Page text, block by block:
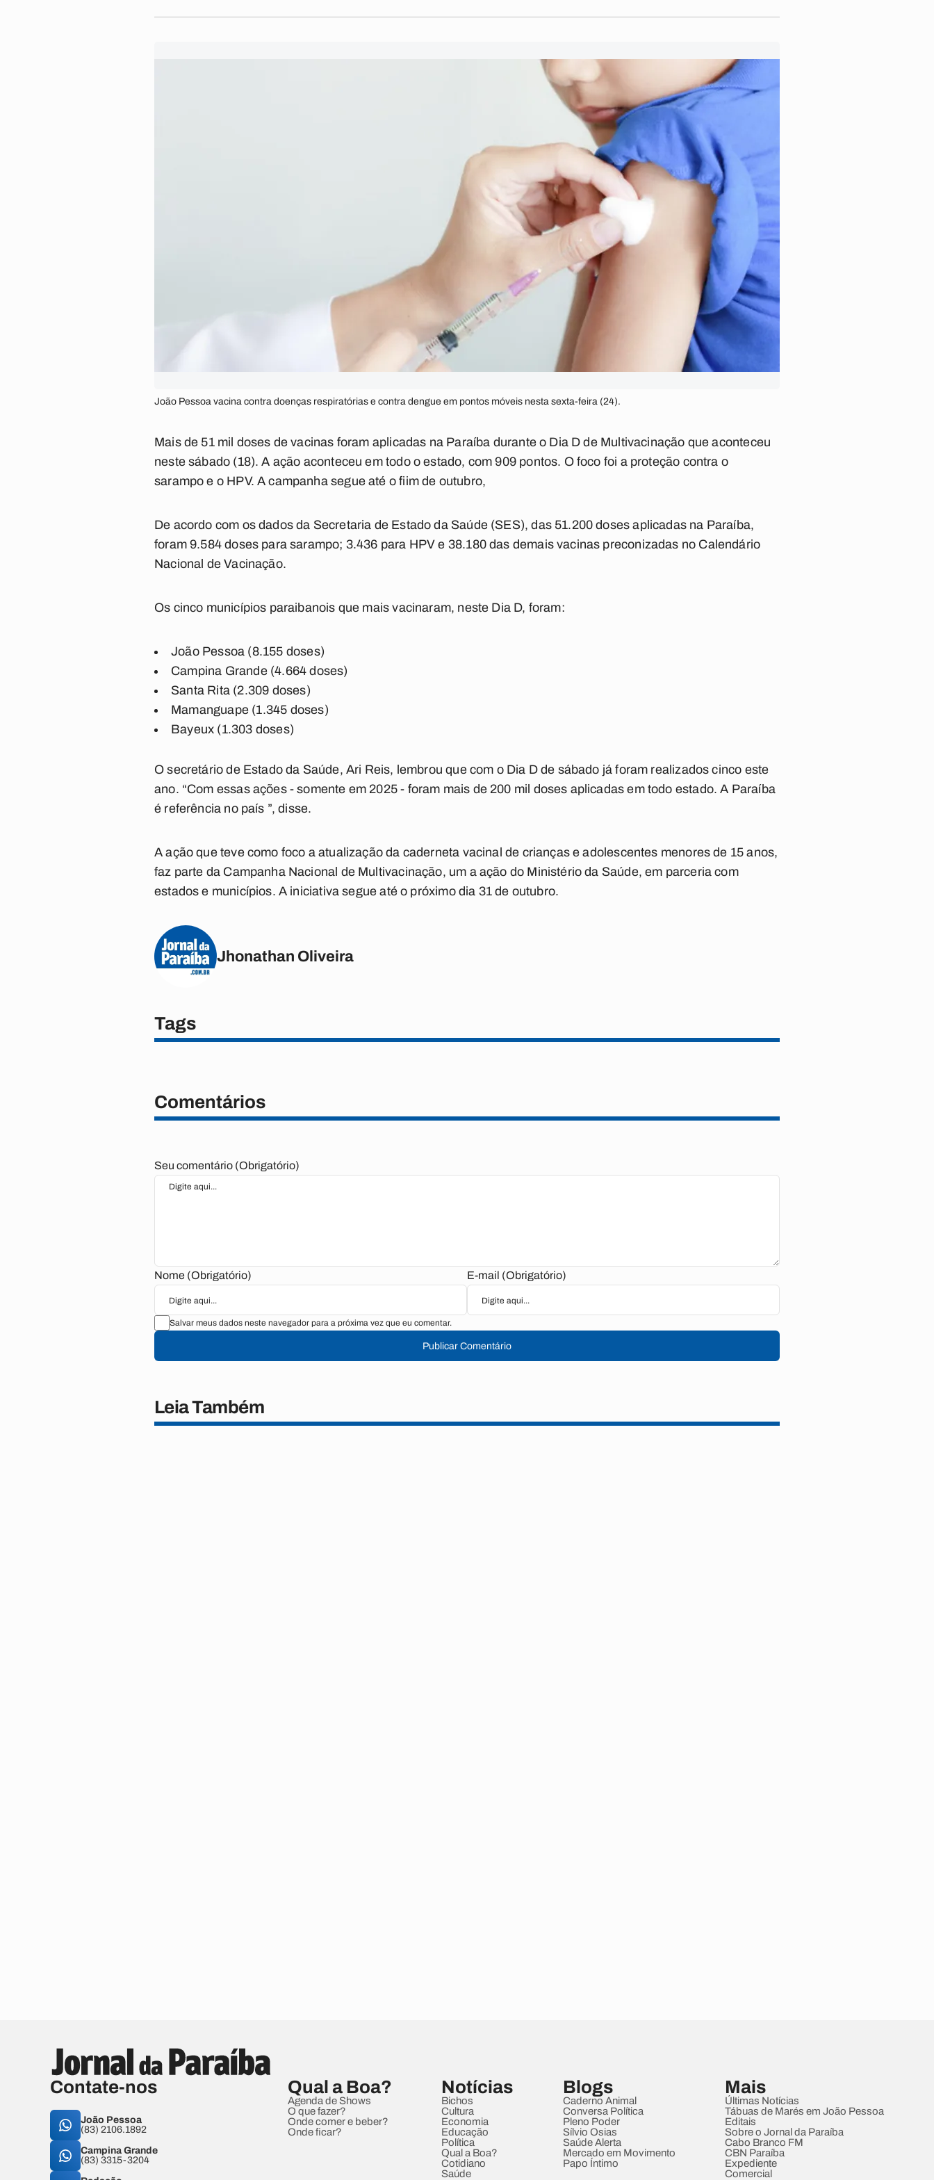
João Pessoa vacina contra doenças respiratórias e contra dengue em pontos móveis nesta sexta-feira (24).
Mais de 51 mil doses de vacinas foram aplicadas na Paraíba durante o Dia D de Multivacinação que aconteceu
neste sábado (18). A ação aconteceu em todo o estado, com 909 pontos. O foco foi a proteção contra o
sarampo e o HPV. A campanha segue até o fiim de outubro,
De acordo com os dados da Secretaria de Estado da Saúde (SES), das 51.200 doses aplicadas na Paraíba,
foram 9.584 doses para sarampo; 3.436 para HPV e 38.180 das demais vacinas preconizadas no Calendário
Nacional de Vacinação.
Os cinco municípios paraibanois que mais vacinaram, neste Dia D, foram:
João Pessoa (8.155 doses)
Campina Grande (4.664 doses)
Santa Rita (2.309 doses)
Mamanguape (1.345 doses)
Bayeux (1.303 doses)
O secretário de Estado da Saúde, Ari Reis, lembrou que com o Dia D de sábado já foram realizados cinco este
ano. “Com essas ações - somente em 2025 - foram mais de 200 mil doses aplicadas em todo estado. A Paraíba
é referência no país ”, disse.
A ação que teve como foco a atualização da caderneta vacinal de crianças e adolescentes menores de 15 anos,
faz parte da Campanha Nacional de Multivacinação, um a ação do Ministério da Saúde, em parceria com
estados e municípios. A iniciativa segue até o próximo dia 31 de outubro.
Jhonathan Oliveira
Tags
Comentários
Seu comentário (Obrigatório)
Nome (Obrigatório) E-mail (Obrigatório)
Salvar meus dados neste navegador para a próxima vez que eu comentar.
Publicar Comentário
Leia Também
Contate-nos
João Pessoa
(83) 2106.1892
Campina Grande
(83) 3315-3204
Qual a Boa?
Agenda de Shows
O que fazer?
Onde comer e beber?
Onde ficar?
Notícias
Bichos
Cultura
Economia
Educação
Política
Qual a Boa?
Cotidiano
Saúde
Blogs
Caderno Animal
Conversa Política
Pleno Poder
Sílvio Osias
Saúde Alerta
Mercado em Movimento
Papo Íntimo
Mais
Últimas Notícias
Tábuas de Marés em João Pessoa
Editais
Sobre o Jornal da Paraíba
Cabo Branco FM
CBN Paraíba
Expediente
Comercial